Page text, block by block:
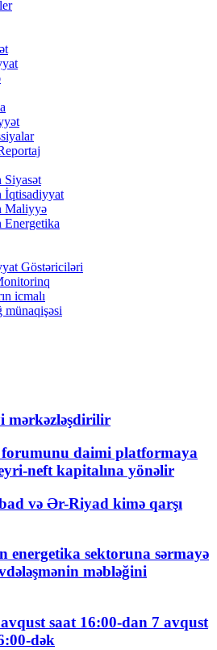
Siyasət
İqtisadiyyat
Maliyyə
Energetika
Göstəriciləri
icmalı
münaqişəsi
mərkəzləşdirilir
forumunu daimi platformaya
neft kapitalına yönəlir
və Ər-Riyad kimə qarşı
energetika sektoruna sərmayə
məbləğini
saat 16:00-dan 7 avqust
dək